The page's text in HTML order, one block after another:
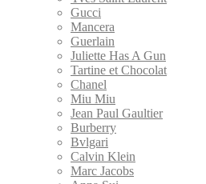
Gucci
Mancera
Guerlain
Juliette Has A Gun
Tartine et Chocolat
Chanel
Miu Miu
Jean Paul Gaultier
Burberry
Bvlgari
Calvin Klein
Marс Jacobs